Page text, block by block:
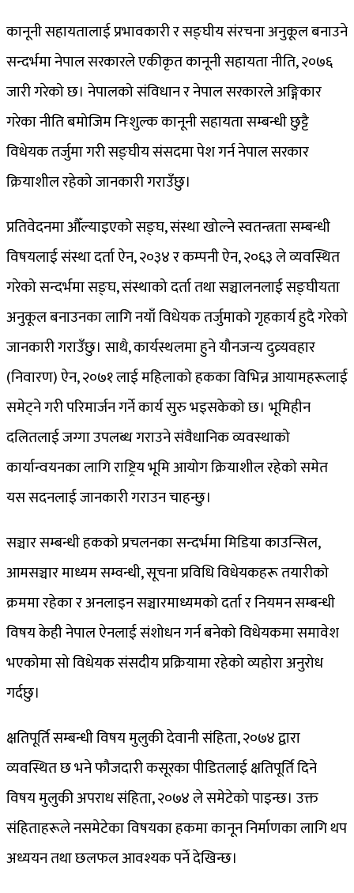
कानूनी सहायतालाई प्रभावकारी र सङ्घीय संरचना अनुकूल बनाउने
सन्दर्भमा नेपाल सरकारले एकीकृत कानूनी सहायता नीति, २०७६
जारी गरेको छ। नेपालको संविधान र नेपाल सरकारले अङ्गिकार
गरेका नीति बमोजिम निःशुल्क कानूनी सहायता सम्बन्धी छुट्टै
विधेयक तर्जुमा गरी सङ्घीय संसदमा पेश गर्न नेपाल सरकार
क्रियाशील रहेको जानकारी गराउँछु।
प्रतिवेदनमा औँल्याइएको सङ्घ, संस्था खोल्ने स्वतन्त्रता सम्बन्धी
विषयलाई संस्था दर्ता ऐन, २०३४ र कम्पनी ऐन, २०६३ ले व्यवस्थित
गरेको सन्दर्भमा सङ्घ, संस्थाको दर्ता तथा सञ्चालनलाई सङ्घीयता
अनुकूल बनाउनका लागि नयाँ विधेयक तर्जुमाको गृहकार्य हुदै गरेको
जानकारी गराउँछु। साथै, कार्यस्थलमा हुने यौनजन्य दुव्र्यवहार
(निवारण) ऐन, २०७१ लाई महिलाको हकका विभिन्न आयामहरूलाई
समेट्ने गरी परिमार्जन गर्ने कार्य सुरु भइसकेको छ। भूमिहीन
दलितलाई जग्गा उपलब्ध गराउने संवैधानिक व्यवस्थाको
कार्यान्वयनका लागि राष्ट्रिय भूमि आयोग क्रियाशील रहेको समेत
यस सदनलाई जानकारी गराउन चाहन्छु।
सञ्चार सम्बन्धी हकको प्रचलनका सन्दर्भमा मिडिया काउन्सिल,
आमसञ्चार माध्यम सम्वन्धी, सूचना प्रविधि विधेयकहरू तयारीको
क्रममा रहेका र अनलाइन सञ्चारमाध्यमको दर्ता र नियमन सम्बन्धी
विषय केही नेपाल ऐनलाई संशोधन गर्न बनेको विधेयकमा समावेश
भएकोमा सो विधेयक संसदीय प्रक्रियामा रहेको व्यहोरा अनुरोध
गर्दछु।
क्षतिपूर्ति सम्बन्धी विषय मुलुकी देवानी संहिता, २०७४ द्वारा
व्यवस्थित छ भने फौजदारी कसूरका पीडितलाई क्षतिपूर्ति दिने
विषय मुलुकी अपराध संहिता, २०७४ ले समेटेको पाइन्छ। उक्त
संहिताहरूले नसमेटेका विषयका हकमा कानून निर्माणका लागि थप
अध्ययन तथा छलफल आवश्यक पर्ने देखिन्छ।